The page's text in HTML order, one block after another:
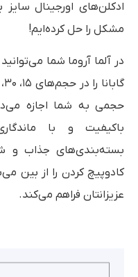
ادکلن‌های اورجینال
مشکل را حل کرده‌ایم!
در آلما آروما شما
حجمی به شما اجازه
باکیفیت و با
بسته‌بندی‌های جذاب و
کادوپیچ کردن را از بین
عزیزانتان فراهم می‌کند.